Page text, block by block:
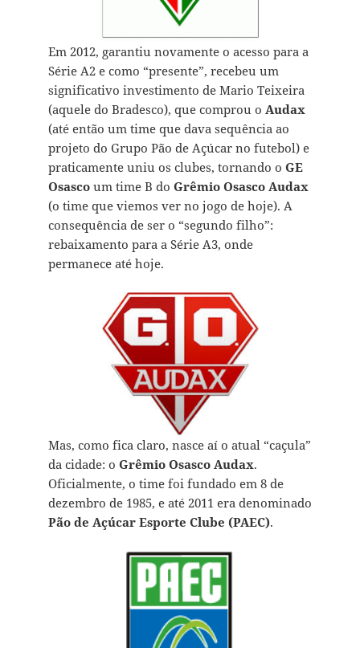
Em 2012, garantiu novamente o acesso para a
Série A2 e como “presente”, recebeu um
significativo investimento de Mario Teixeira
(aquele do Bradesco), que comprou o Audax
(até então um time que dava sequência ao
projeto do Grupo Pão de Açúcar no futebol) e
praticamente uniu os clubes, tornando o GE
Osascoum time B do Grêmio Osasco Audax
(o time que viemos ver no jogo de hoje). A
consequência de ser o “segundo filho”:
rebaixamento para a Série A3, onde
permanece até hoje.
Mas, como fica claro, nasce aí o atual “caçula”
da cidade: o Grêmio Osasco Audax.
Oficialmente, o time foi fundado em 8 de
dezembro de 1985, e até 2011 era denominado
Pão de Açúcar Esporte Clube (PAEC).